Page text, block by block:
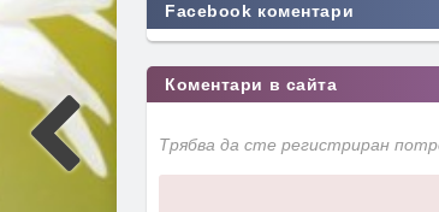
Facebook коментари
Коментари в сайта
Трябва да сте регистриран